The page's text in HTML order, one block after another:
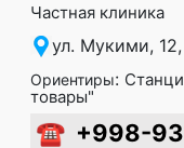
Частная клиника
ул. Мукими,
Ориентиры:
товары"
☎ +998-